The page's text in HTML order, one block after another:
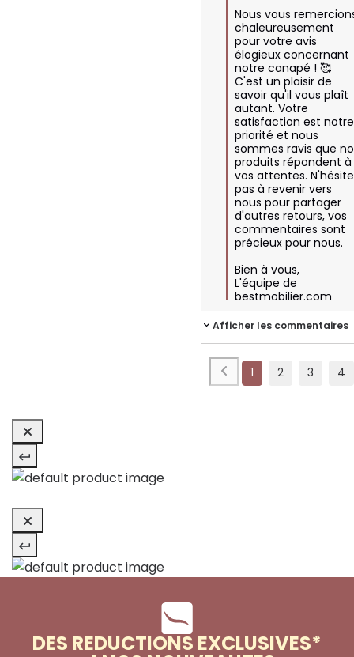
Nous vous
chaleureusement
pour votre avis
élogieux concernant
notre canapé ! 🥰
C'est un plaisir de
savoir qu'il vous plaît
autant. Votre
satisfaction est notre
priorité et nous
sommes ravis que
produits répondent à
vos attentes.
pas à revenir vers
nous pour partager
d'autres retours, vos
commentaires sont
précieux pour nous.
Bien à vous,
L'équipe de
bestmobilier.com
Afficher les commentaires
1 2 3 4
DES REDUCTIONS EXCLUSIVES*